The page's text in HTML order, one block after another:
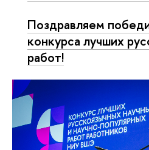
Поздравляем
конкурса лучших
работ!